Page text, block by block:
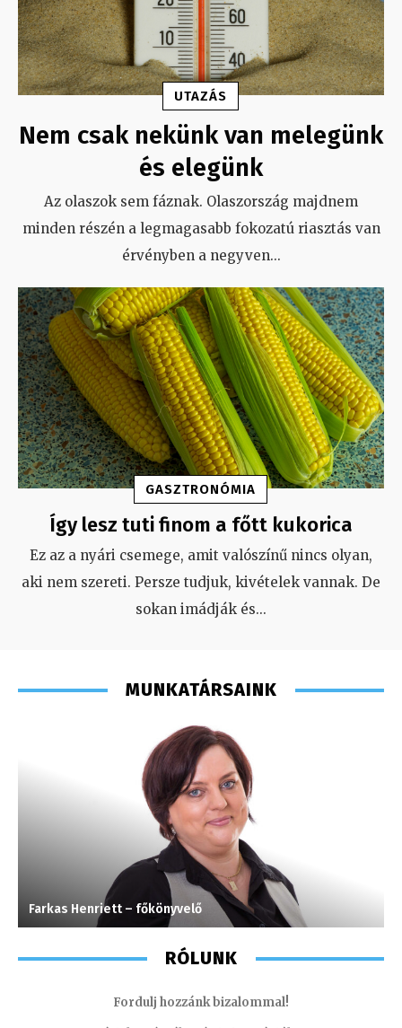
UTAZÁS
Nem csak nekünk van melegünk
és elegünk
Az olaszok sem fáznak. Olaszország majdnem
minden részén a legmagasabb fokozatú riasztás van
érvényben a negyven...
GASZTRONÓMIA
Így lesz tuti finom a főtt kukorica
Ez az a nyári csemege, amit valószínű nincs olyan,
aki nem szereti. Persze tudjuk, kivételek vannak. De
sokan imádják és...
MUNKATÁRSAINK
Farkas Henriett – főkönyvelő
RÓLUNK
Fordulj hozzánk bizalommal!